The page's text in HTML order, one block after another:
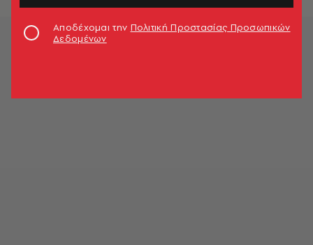
Αποδέχομαι την Πολιτική Προστασίας Προσωπικών
Δεδομένων